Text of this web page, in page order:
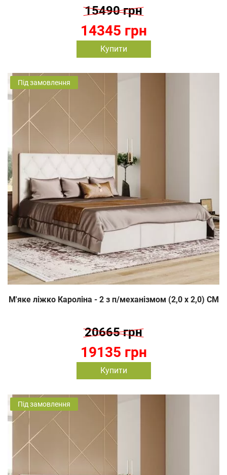
14345 грн
15490 грн
Купити
Під замовлення
М'яке ліжко Кароліна - 2 з п/механізмом (2,0 х 2,0) СМ
19135 грн
20665 грн
Купити
Під замовлення